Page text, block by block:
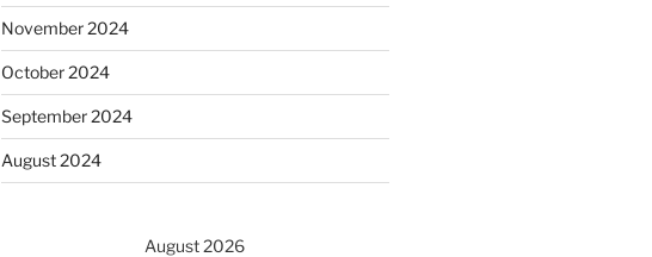
November 2024
October 2024
September 2024
August 2024
August 2026